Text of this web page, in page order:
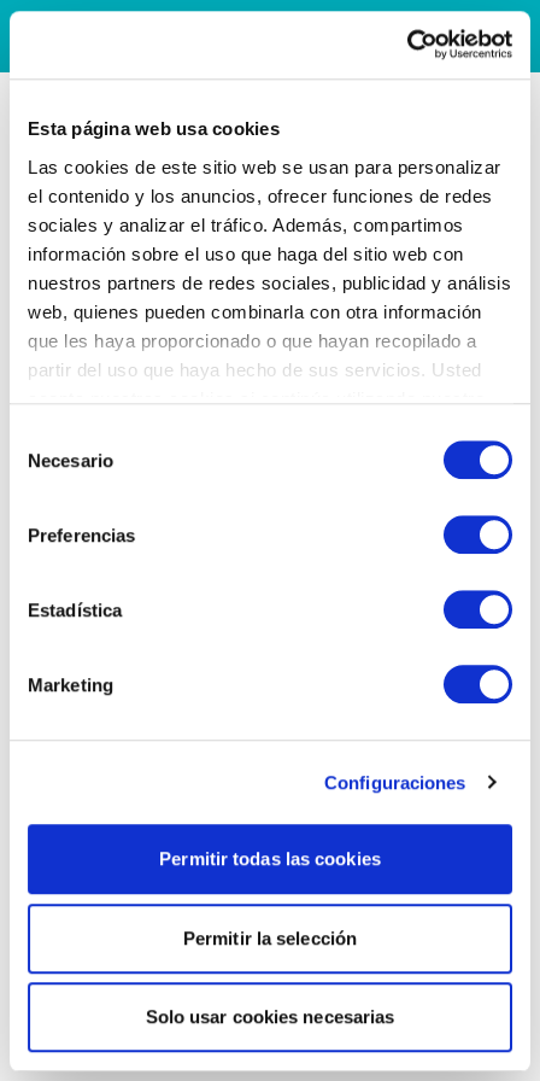
Esta página web usa cookies
Las cookies de este sitio web se usan para personalizar
el contenido y los anuncios, ofrecer funciones de redes
sociales y analizar el tráfico. Además, compartimos
información sobre el uso que haga del sitio web con
nuestros partners de redes sociales, publicidad y análisis
web, quienes pueden combinarla con otra información
que les haya proporcionado o que hayan recopilado a
partir del uso que haya hecho de sus servicios. Usted
Necesario
Preferencias
Estadística
Marketing
Configuraciones
Permitir todas las cookies
Permitir la selección
Solo usar cookies necesarias